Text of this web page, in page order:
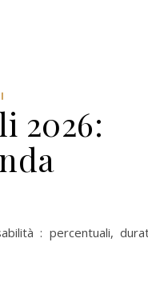
2026:
: percentuali,